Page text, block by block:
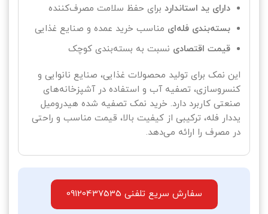
دارای ید استاندارد برای حفظ سلامت مصرف‌کننده
بسته‌بندی فله‌ای مناسب خرید عمده و صنایع غذایی
قیمت اقتصادی نسبت به بسته‌بندی کوچک
این نمک برای تولید محصولات غذایی، صنایع نانوایی و
کنسروسازی، تصفیه آب و استفاده در آشپزخانه‌های
صنعتی کاربرد دارد. خرید نمک تصفیه شده هیدرومیل
یددار فله، ترکیبی از کیفیت بالا، قیمت مناسب و راحتی
در مصرف را ارائه می‌دهد.
سفارش سریع تلفنی 09120437535